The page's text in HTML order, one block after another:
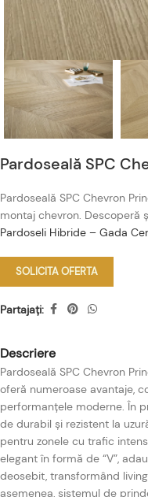
Pardoseală SPC
Pardoseală SPC Chevron
montaj chevron. Descoperă
Pardoseli Hibride – Gada
SOLICITA OFERTA
Partajați:
Descriere
Pardoseală SPC Chevron
oferă numeroase avantaje,
performanțele moderne. În
de durabil și rezistent la
pentru zonele cu trafic
elegant în formă de “V”,
deosebit, transformând
asemenea, sistemul de